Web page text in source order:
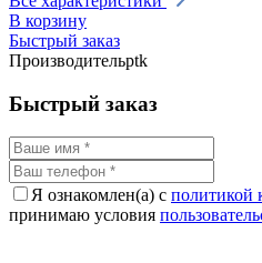
В корзину
Быстрый заказ
Производительptk
Быстрый заказ
Я ознакомлен(а) с политикой
принимаю условия